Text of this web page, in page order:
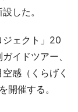
した。
ェクト」20
イドツアー、
感（くらげく
開催する。